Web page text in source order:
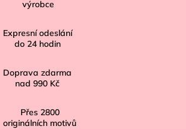
výrobce
Expresní odeslání
do 24 hodin
Doprava zdarma
nad 990 Kč
Přes 2800
originálních motivů